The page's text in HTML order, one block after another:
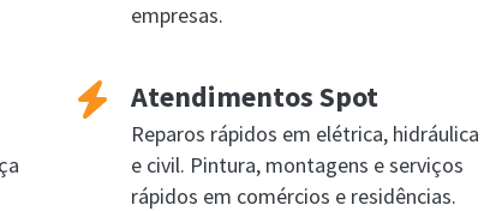
empresas.
Atendimentos Spot
Reparos rápidos em elétrica, hidráulica
e civil. Pintura, montagens e serviços
rápidos em comércios e residências.